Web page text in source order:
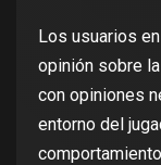
Los usuarios
opinión sobre
con opiniones
entorno del